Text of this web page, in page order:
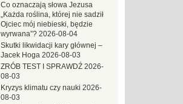
Co oznaczają słowa Jezusa
„Każda roślina, której nie sadził
Ojciec mój niebieski, będzie
wyrwana”? 2026-08-04
Skutki likwidacji kary głównej –
Jacek Hoga 2026-08-03
ZRÓB TEST I SPRAWDŹ 2026-
08-03
Kryzys klimatu czy nauki 2026-
08-03